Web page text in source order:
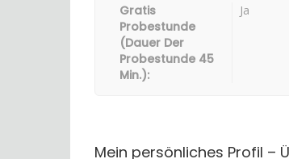
Gratis
Probestunde
(Dauer Der
Probestunde 45
Min.):
Ja
Mein persönliches Profil –